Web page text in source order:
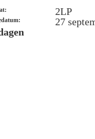
2LP
27